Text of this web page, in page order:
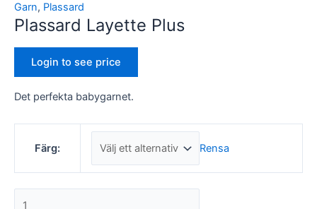
Garn, Plassard
Plassard Layette Plus
Login to see price
Det perfekta babygarnet.
Färg: Rensa